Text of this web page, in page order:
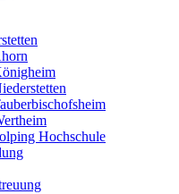
Hochschule